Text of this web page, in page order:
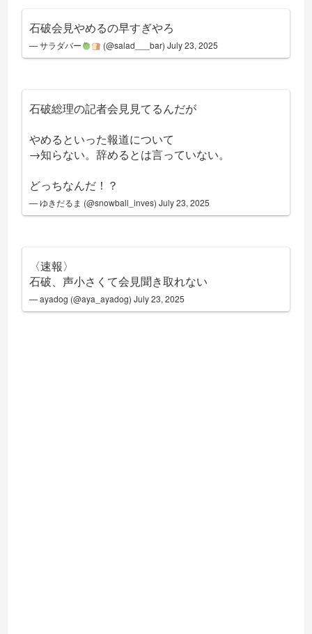
石破会見やめるの早すぎやろ
— サラダバー (@salad___bar) July 23, 2025
石破総理の記者会見見てるんだが
やめるといった報道について
→知らない。辞めるとは言っていない。
どっちなんだ！？
— ゆきだるま (@snowball_inves)July 23, 2025
〈速報〉
石破、声小さくて会見聞き取れない
— ayadog (@aya_ayadog)July 23, 2025